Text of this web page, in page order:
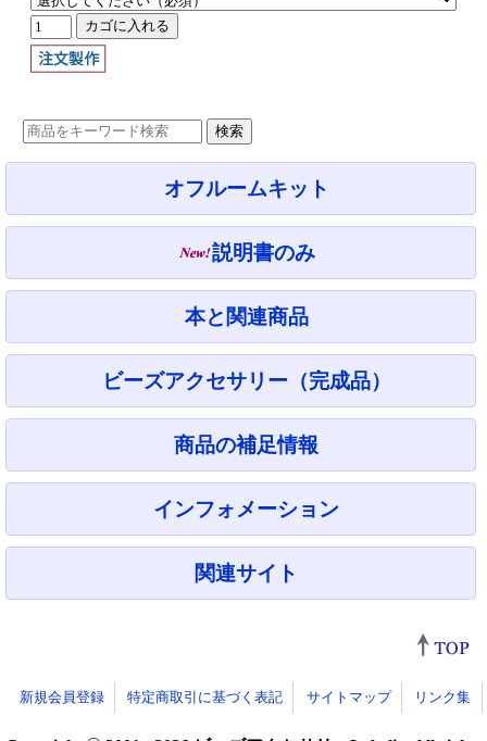
オフルームキット
説明書のみ
本と関連商品
ビーズアクセサリー（完成品）
商品の補足情報
インフォメーション
関連サイト
新規会員登録 特定商取引に基づく表記 サイトマップ リンク集